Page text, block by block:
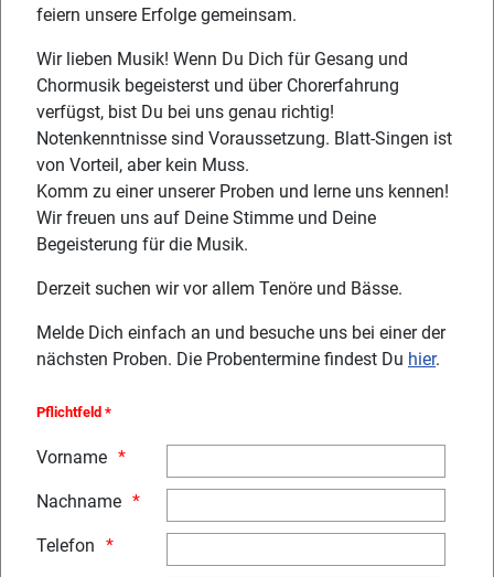
feiern unsere Erfolge gemeinsam.
Wir lieben Musik! Wenn Du Dich für Gesang und
Chormusik begeisterst und über Chorerfahrung
verfügst, bist Du bei uns genau richtig!
Notenkenntnisse sind Voraussetzung. Blatt-Singen ist
von Vorteil, aber kein Muss.
Komm zu einer unserer Proben und lerne uns kennen!
Wir freuen uns auf Deine Stimme und Deine
Begeisterung für die Musik.
Derzeit suchen wir vor allem Tenöre und Bässe.
Melde Dich einfach an und besuche uns bei einer der
nächsten Proben. Die Probentermine findest Du hier.
Pflichtfeld *
Vorname
Nachname
Telefon